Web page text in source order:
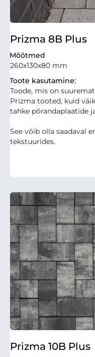
Prizma 8B Plus
Mõõtmed
260x130x80 mm
Toote kasutamine:
Toode, mis on
Prizma tooted, kuid
tahke põrandaplaatide
See võib olla saadaval
tekstuurides.
Prizma 10B Plus